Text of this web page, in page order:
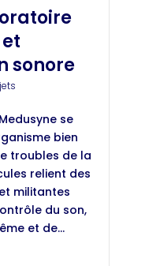
sonore
se
bien
troubles de la
relient des
militantes
du son,
et de...